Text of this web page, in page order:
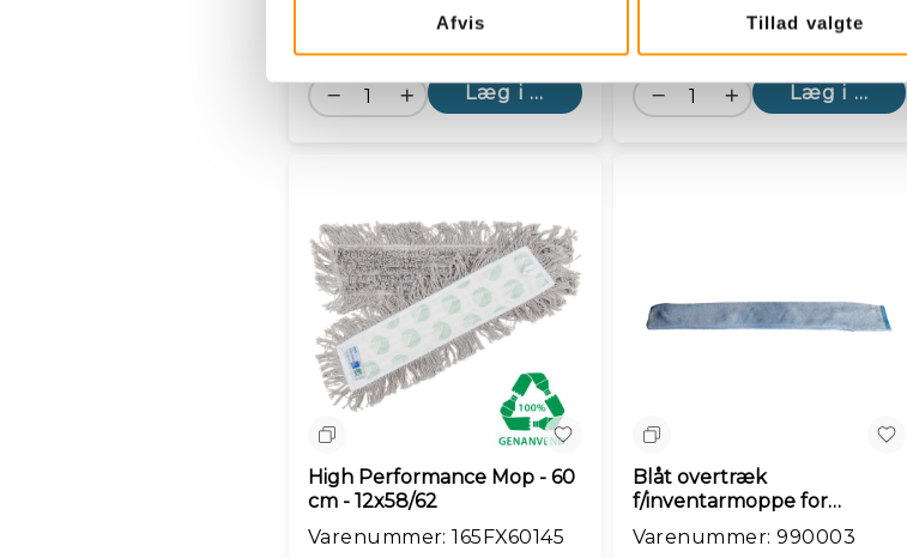
Afvis Tillad valgte
moms
Læg i kurv
moms
Læg i kurv
Sammenlign
High Performance Mop - 60
cm - 12x58/62
Varenummer: 165FX60145
Sammenlign
Blåt overtræk
f/inventarmoppe for
990002
Varenummer: 990003